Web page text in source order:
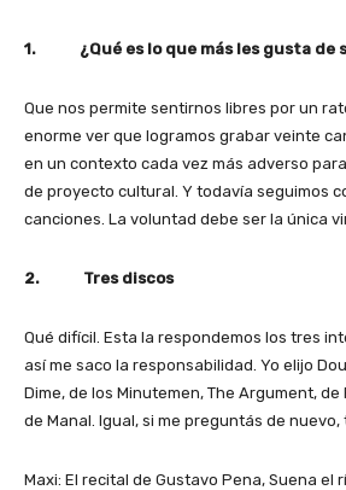
1. ¿Qué es lo que más les gusta de
Que nos permite sentirnos libres por un
enorme ver que logramos grabar veinte
en un contexto cada vez más adverso
de proyecto cultural. Y todavía seguimos
canciones. La voluntad debe ser la única
2. Tres discos
Qué difícil. Esta la respondemos los tres
así me saco la responsabilidad. Yo elijo
Dime, de los Minutemen, The Argument, de
de Manal. Igual, si me preguntás de
Maxi: El recital de Gustavo Pena, Suena el